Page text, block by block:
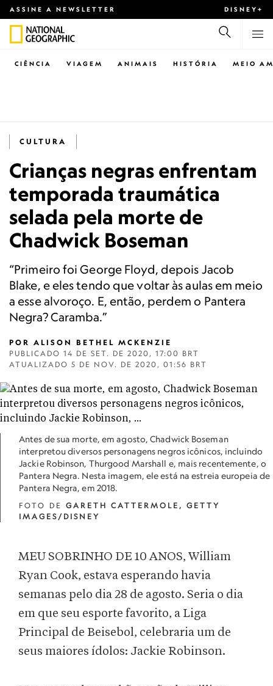
ASSINE A NEWSLETTER DISNEY+
CIÊNCIA VIAGEM ANIMAIS HISTÓRIA MEIO
CULTURA
Crianças negras enfrentam
temporada traumática
selada pela morte de
Chadwick Boseman
“Primeiro foi George Floyd, depois Jacob
Blake, e eles tendo que voltar às aulas em meio
a esse alvoroço. E, então, perdem o Pantera
Negra? Caramba.”
POR ALISON BETHEL MCKENZIE
PUBLICADO 14 DE SET. DE 2020, 17:00 BRT
ATUALIZADO 5 DE NOV. DE 2020, 01:56 BRT
Antes de sua morte, em agosto, Chadwick Boseman
interpretou diversos personagens negros icônicos, incluindo
Jackie Robinson, Thurgood Marshall e, mais recentemente, o
Pantera Negra. Nesta imagem, ele está na estreia europeia de
Pantera Negra, em 2018.
FOTO DE GARETH CATTERMOLE, GETTY
IMAGES/DISNEY
MEU SOBRINHO DE 10 ANOS, William
Ryan Cook, estava esperando havia
semanas pelo dia 28 de agosto. Seria o dia
em que seu esporte favorito, a Liga
Principal de Beisebol, celebraria um de
seus maiores ídolos: Jackie Robinson.